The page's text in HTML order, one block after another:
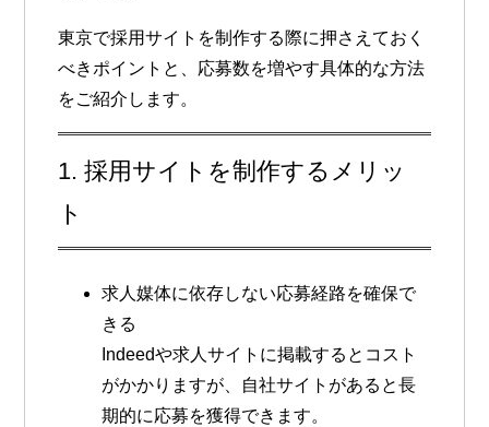
東京で採用サイトを制作する際に押さえておく
べきポイントと、応募数を増やす具体的な方法
をご紹介します。
1. 採用サイトを制作するメリッ
ト
求人媒体に依存しない応募経路を確保で
きる
Indeedや求人サイトに掲載するとコスト
がかかりますが、自社サイトがあると長
期的に応募を獲得できます。